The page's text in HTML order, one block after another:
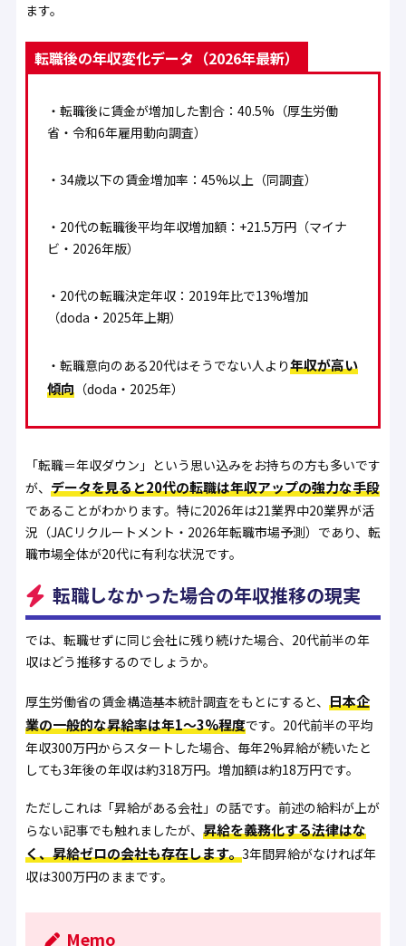
ます。
転職後の年収変化データ（2026年最新）
・転職後に賃金が増加した割合： 40.5% （厚生労働
省・令和6年雇用動向調査）
・34歳以下の賃金増加率： 45%以上（同調査）
・20代の転職後平均年収増加額： +21.5万円（マイナ
ビ・2026年版）
・20代の転職決定年収：2019年比で13%増加
（doda・2025年上期）
・転職意向のある20代はそうでない人より年収が高い
傾向（doda・2025年）
「転職＝年収ダウン」という思い込みをお持ちの方も多いです
が、 データを見ると20代の転職は年収アップの強力な手段
であることがわかります。特に2026年は21業界中20業界が活
況（JACリクルートメント・2026年転職市場予測）であり、転
職市場全体が20代に有利な状況です。
転職しなかった場合の年収推移の現実
では、転職せずに同じ会社に残り続けた場合、20代前半の年
収はどう推移するのでしょうか。
厚生労働省の賃金構造基本統計調査をもとにすると、 日本企
業の一般的な昇給率は年1〜3%程度です。20代前半の平均
年収300万円からスタートした場合、毎年2%昇給が続いたと
しても3年後の年収は約318万円。増加額は約18万円です。
ただしこれは「昇給がある会社」の話です。前述の給料が上が
らない記事でも触れましたが、 昇給を義務化する法律はな
く、昇給ゼロの会社も存在します。3年間昇給がなければ年
収は300万円のままです。
Memo